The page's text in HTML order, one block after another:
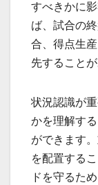
すべきかに
ば、試合の
合、得点生
先することが
状況認識が
かを理解す
ができます
を配置する
ドを守るた